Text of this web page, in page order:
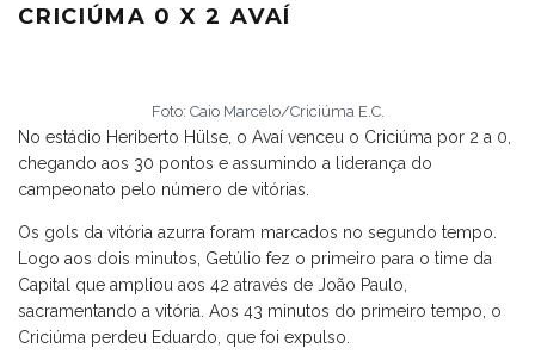
CRICIÚMA 0 X 2 AVAÍ
Foto: Caio Marcelo/Criciúma E.C.
No estádio Heriberto Hülse, o Avaí venceu o Criciúma por 2 a 0,
chegando aos 30 pontos e assumindo a liderança do
campeonato pelo número de vitórias.
Os gols da vitória azurra foram marcados no segundo tempo.
Logo aos dois minutos, Getúlio fez o primeiro para o time da
Capital que ampliou aos 42 através de João Paulo,
sacramentando a vitória. Aos 43 minutos do primeiro tempo, o
Criciúma perdeu Eduardo, que foi expulso.